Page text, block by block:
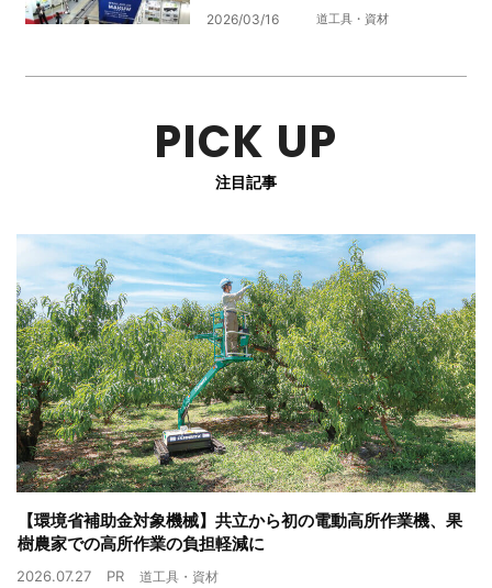
2026/03/16 道工具・資材
PICK UP
注目記事
【環境省補助金対象機械】共立から初の電動高所作業機、果
樹農家での高所作業の負担軽減に
2026.07.27 PR 道工具・資材